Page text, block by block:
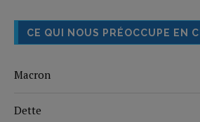
CE QUI NOUS PRÉOCCUPE EN
Macron
Dette